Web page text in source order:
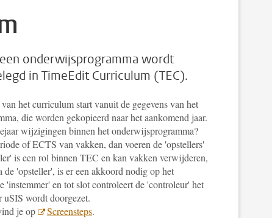
onderwijsprogramma wordt
in TimeEdit Curriculum (TEC).
het curriculum start vanuit de gegevens van het
die worden gekopieerd naar het aankomend jaar.
wijzigingen binnen het onderwijsprogramma?
of ECTS van vakken, dan voeren de 'opstellers'
is een rol binnen TEC en kan vakken verwijderen,
de 'opsteller', is er een akkoord nodig op het
'instemmer' en tot slot controleert de 'controleur' het
uSIS wordt doorgezet.
je op
Screensteps.